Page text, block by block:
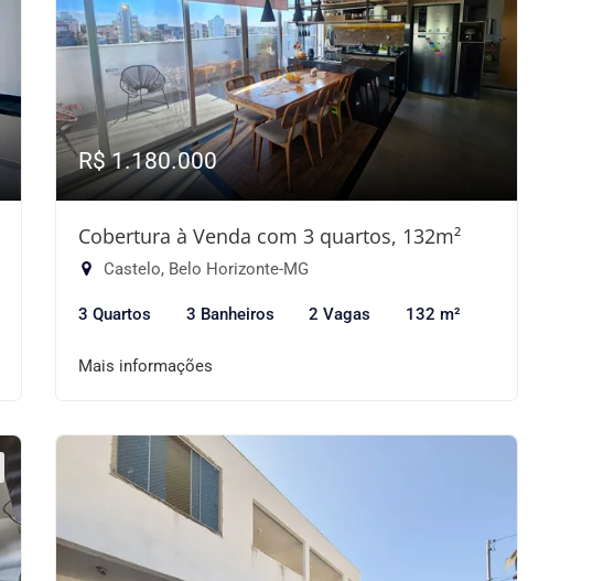
R$ 1.180.000
Cobertura à Venda com 3 quartos, 132m²
Castelo, Belo Horizonte-MG
3 Quartos 3 Banheiros 2 Vagas 132 m²
Mais informações